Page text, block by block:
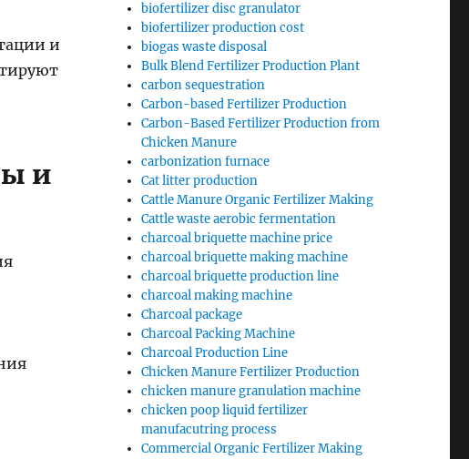
и
и
biofertilizer disc granulator
biofertilizer production cost
biogas waste disposal
Bulk Blend Fertilizer Production Plant
carbon sequestration
Carbon-based Fertilizer Production
Carbon-Based Fertilizer Production from
Chicken Manure
carbonization furnace
Cat litter production
Cattle Manure Organic Fertilizer Making
Cattle waste aerobic fermentation
charcoal briquette machine price
charcoal briquette making machine
charcoal briquette production line
charcoal making machine
Charcoal package
Charcoal Packing Machine
Charcoal Production Line
Chicken Manure Fertilizer Production
chicken manure granulation machine
chicken poop liquid fertilizer
manufacutring process
Commercial Organic Fertilizer Making